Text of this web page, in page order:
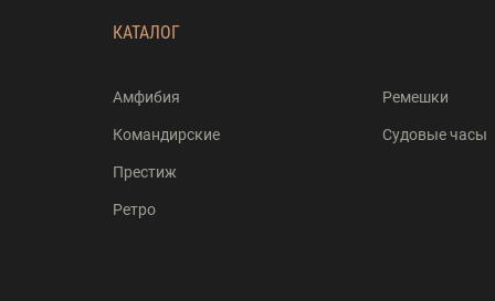
КАТАЛОГ
Амфибия
Командирские
Престиж
Ретро
Ремешки
Судовые часы